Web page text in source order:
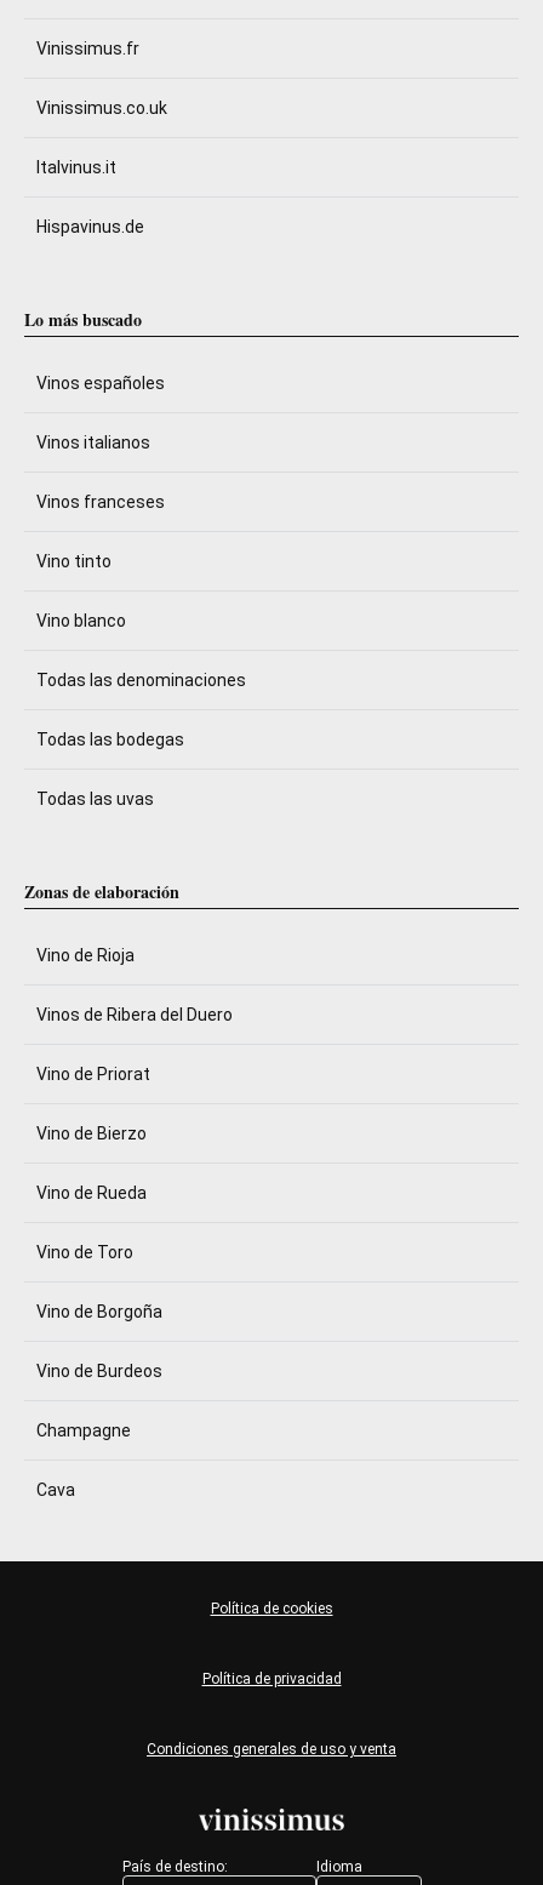
Vinissimus.fr
Vinissimus.co.uk
Italvinus.it
Hispavinus.de
Lo más buscado
Vinos españoles
Vinos italianos
Vinos franceses
Vino tinto
Vino blanco
Todas las denominaciones
Todas las bodegas
Todas las uvas
Zonas de elaboración
Vino de Rioja
Vinos de Ribera del Duero
Vino de Priorat
Vino de Bierzo
Vino de Rueda
Vino de Toro
Vino de Borgoña
Vino de Burdeos
Champagne
Cava
País de destino: Idioma
Condiciones generales de uso y venta
Política de privacidad
Política de cookies